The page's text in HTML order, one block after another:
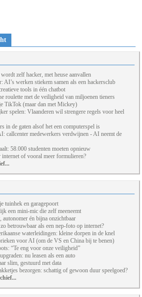
zelf hacker, met heuse aanvallen
AI’s werken stiekem samen als een hackersclub
tools in één chatbot
roulette met de veiligheid van miljoenen tieners
TikTok (maar dan met Mickey)
spelen: Vlaanderen wil strengere regels voor heel
in de gaten alsof het een computerspel is
callcenter medewerkers verdwijnen - AI neemt de
58.000 studenten moeten opnieuw
of vooral meer formulieren?
tuinhek en garagepoort
een mini-mic die zelf meeneemt
én bijna onzichtbaar
betrouwbaar als een nep-foto op internet?
waterleidingen: kleine dorpen in de knel
voor AI (om de VS en China bij te benen)
“Te eng voor onze veiligheid”
nu leasen als een auto
slim, gestuurd met data
bezorgen: schattig of gewoon duur speelgoed?